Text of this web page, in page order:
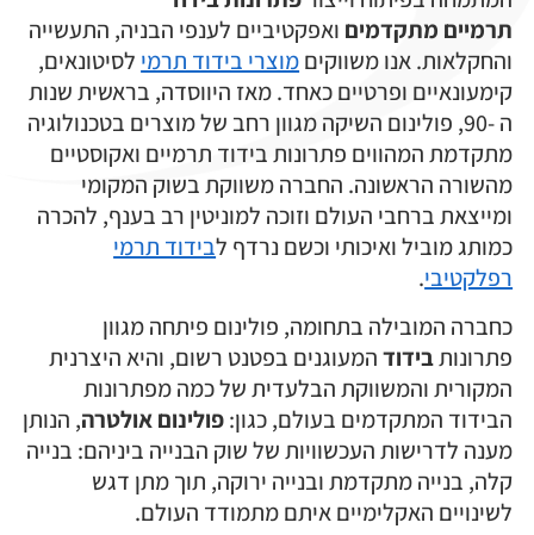
תרמיים מתקדמים ואפקטיביים לענפי הבניה, התעשייה
והחקלאות. אנו משווקיםמוצרי בידוד תרמי לסיטונאים,
קימעונאיים ופרטיים כאחד. מאז היווסדה, בראשית שנות
ה -90, פולינום השיקה מגוון רחב של מוצרים בטכנולוגיה
מתקדמת המהווים פתרונות בידוד תרמיים ואקוסטיים
מהשורה הראשונה. החברה משווקת בשוק המקומי
ומייצאת ברחבי העולם וזוכה למוניטין רב בענף, להכרה
כמותג מוביל ואיכותי וכשם נרדף לבידוד תרמי
רפלקטיבי.
כחברה המובילה בתחומה, פולינום פיתחה מגוון
פתרונותבידודהמעוגנים בפטנט רשום, והיא היצרנית
המקורית והמשווקת הבלעדית של כמה מפתרונות
הבידוד המתקדמים בעולם, כגון:פולינום אולטרה, הנותן
מענה לדרישות העכשוויות של שוק הבנייה ביניהם: בנייה
קלה, בנייה מתקדמת ובנייה ירוקה, תוך מתן דגש
לשינויים האקלימיים איתם מתמודד העולם.